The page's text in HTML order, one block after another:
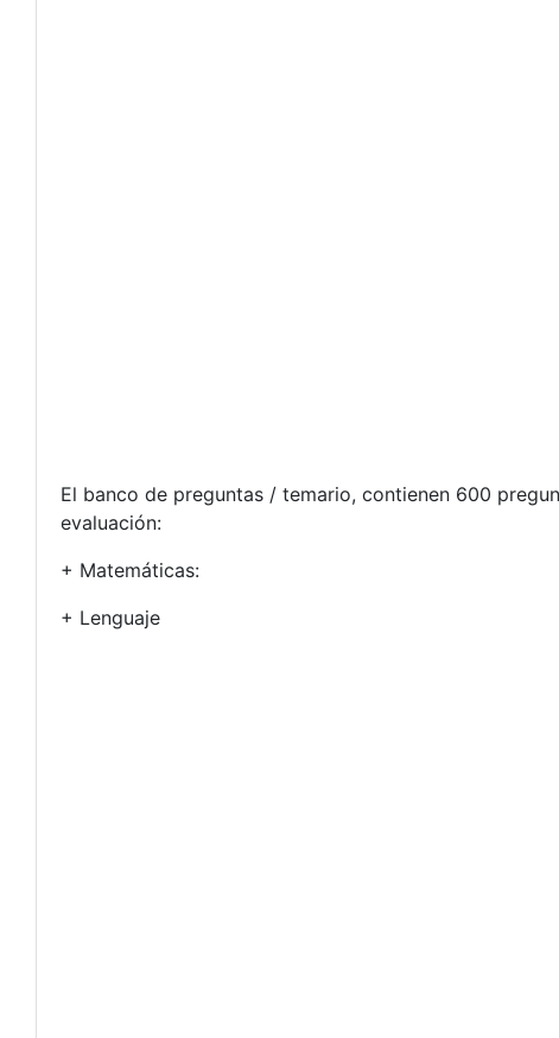
El banco de preguntas / temario, contienen 600
evaluación:
+ Matemáticas:
+ Lenguaje